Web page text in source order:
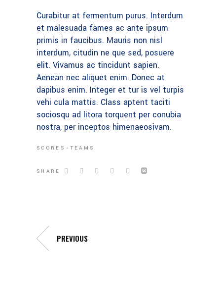
Curabitur at fermentum purus. Interdum
et malesuada fames ac ante ipsum
primis in faucibus. Mauris non nisl
interdum, citudin ne que sed, posuere
elit. Vivamus ac tincidunt sapien.
Aenean nec aliquet enim. Donec at
dapibus enim. Integer et tur is vel turpis
vehi cula mattis. Class aptent taciti
sociosqu ad litora torquent per conubia
nostra, per inceptos himenaeosivam.
SCORES TEAMS
SHARE
PREVIOUS